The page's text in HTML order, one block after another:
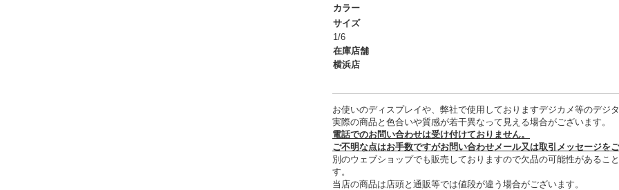
カラー
サイズ
1/6
在庫店舗
横浜店
お使いのディスプレイや、弊社で使用しておりますデジカメ等のデジ
実際の商品と色合いや質感が若干異なって見える場合がございます。
電話でのお問い合わせは受け付けておりません。
ご不明な点はお手数ですがお問い合わせメール又は取引メッセージをご
別のウェブショップでも販売しておりますので欠品の可能性があるこ
す。
当店の商品は店頭と通販等では値段が違う場合がございます。